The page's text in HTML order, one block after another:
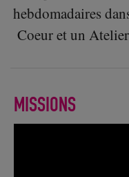
hebdomadaires
Coeur et un
MISSIONS